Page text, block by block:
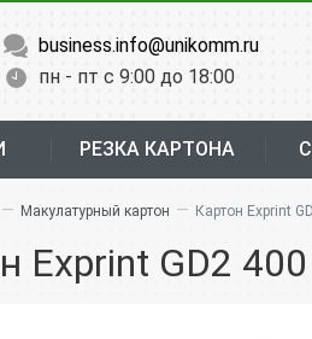
business.info@unikomm.ru
пн - пт с 9:00 до 18:00
РЕЗКА КАРТОНА
— Макулатурный картон — Картон Exprint
Exprint GD2